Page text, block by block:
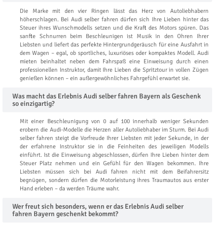
Die Marke mit den vier Ringen lässt das Herz von Autoliebhabern
höherschlagen. Bei Audi selber fahren dürfen sich Ihre Lieben hinter das
Steuer ihres Wunschmodells setzen und die Kraft des Motors spüren. Das
sanfte Schnurren beim Beschleunigen ist Musik in den Ohren Ihrer
Liebsten und liefert das perfekte Hintergrundgeräusch für eine Ausfahrt in
dem Wagen – egal, ob sportliches, luxuriöses oder kompaktes Modell. Audi
mieten beinhaltet neben dem Fahrspaß eine Einweisung durch einen
professionellen Instruktor, damit Ihre Lieben die Spritztour in vollen Zügen
genießen können – ein außergewöhnliches Fahrgefühl erwartet sie.
Was macht das Erlebnis Audi selber fahren Bayern als Geschenk
so einzigartig?
Mit einer Beschleunigung von 0 auf 100 innerhalb weniger Sekunden
erobern die Audi-Modelle die Herzen aller Autoliebhaber im Sturm. Bei Audi
selber fahren steigt die Vorfreude Ihrer Liebsten mit jeder Sekunde, in der
der erfahrene Instruktor sie in die Feinheiten des jeweiligen Modells
einführt. Ist die Einweisung abgeschlossen, dürfen Ihre Lieben hinter dem
Steuer Platz nehmen und ein Gefühl für den Wagen bekommen. Ihre
Liebsten müssen sich bei Audi fahren nicht mit dem Beifahrersitz
begnügen, sondern dürfen die Motorleistung ihres Traumautos aus erster
Hand erleben – da werden Träume wahr.
Wer freut sich besonders, wenn er das Erlebnis Audi selber
fahren Bayern geschenkt bekommt?